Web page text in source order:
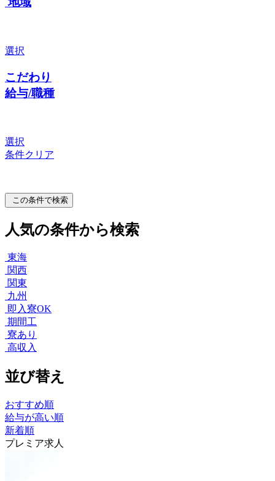
選択
こだわり
給与/職種
選択
条件クリア
この条件で検索
人気の条件から検索
東海
関西
関東
九州
即入寮OK
期間工
寮あり
高収入
並び替え
おすすめ順
給与が高い順
新着順
プレミア求人